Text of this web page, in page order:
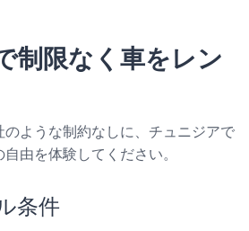
制限なく車をレン
ような制約なしに、チュニジアで
由を体験してください。
条件